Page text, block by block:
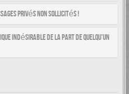
privés non sollicités !
indésirable de la part de quelqu’un